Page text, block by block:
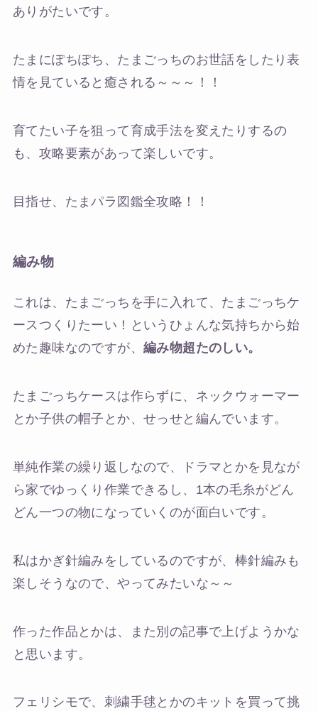
ありがたいです。
たまにぽちぽち、たまごっちのお世話をしたり表
情を見ていると癒される～～～！！
育てたい子を狙って育成手法を変えたりするの
も、攻略要素があって楽しいです。
目指せ、たまパラ図鑑全攻略！！
編み物
これは、たまごっちを手に入れて、たまごっちケ
ースつくりたーい！というひょんな気持ちから始
めた趣味なのですが、 編み物超たのしい。
たまごっちケースは作らずに、ネックウォーマー
とか子供の帽子とか、せっせと編んでいます。
単純作業の繰り返しなので、ドラマとかを見なが
ら家でゆっくり作業できるし、1本の毛糸がどん
どん一つの物になっていくのが面白いです。
私はかぎ針編みをしているのですが、棒針編みも
楽しそうなので、やってみたいな～～
作った作品とかは、また別の記事で上げようかな
と思います。
フェリシモで、刺繍手毬とかのキットを買って挑